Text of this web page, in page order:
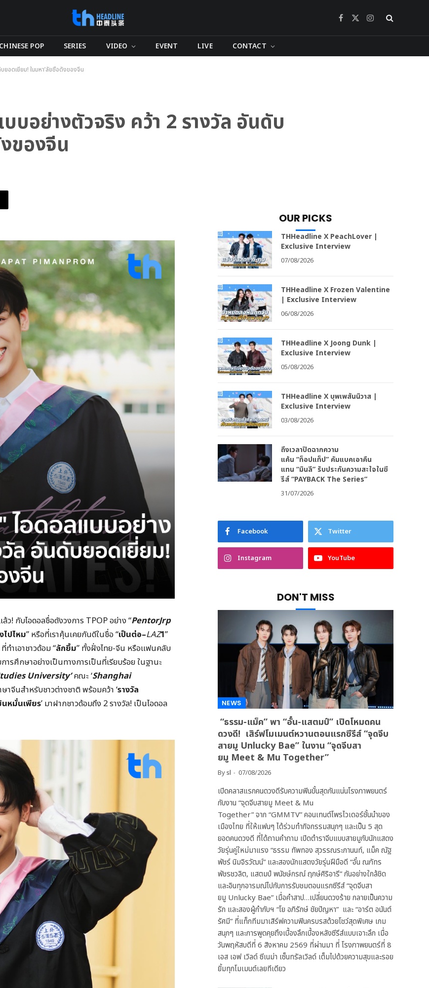
Facebook
X
Instagram
CHINESE POP SERIES VIDEO EVENT LIVE CONTACT
ยอดเยี่ยม! ในมหา’ลัยชื่อดังของจีน
บอย่างตัวจริง คว้า 2 รางวัล อันดับ
ของจีน
ว! กับไอดอลชื่อดังวงการ TPOP อย่าง “PentorJrp
ปไหม” หรือที่เราคุ้นเคยกันดีในชื่อ “เป็นต่อ–LAZ1”
ำเอาชาวด้อม “ลักยิ้ม” ทั้งฝั่งไทย-จีน หรือแฟนคลับ
ารศึกษาอย่างเป็นทางการเป็นที่เรียบร้อย ในฐานะ
University’คณะ ‘Shanghai
จีนสำหรับชาวต่างชาติ พร้อมคว้า ‘รางวัล
นหมั่นเพียร’ มาฝากชาวด้อมถึง 2 รางวัล! เป็นไอดอล
OUR PICKS
THHeadline X PeachLover |
Exclusive Interview
07/08/2026
THHeadline X Frozen Valentine
| Exclusive Interview
06/08/2026
THHeadline X Joong Dunk |
Exclusive Interview
05/08/2026
THHeadline X บุพเพสันนิวาส |
Exclusive Interview
03/08/2026
ถึงเวลาปิดฉากความ
แค้น “ท็อปแท็ป” คัมแบคเอาคืน
แทน “มินลี” รับประกันความสะใจในซี
รีส์ “PAYBACK The Series”
31/07/2026
Facebook Twitter
Instagram YouTube
DON'T MISS
NEWS
“ธรรม-แม็ค” พา “อั๋น-แสตมป์” เปิดโหมดคน
ดวงดี! เสิร์ฟโมเมนต์หวานตอนแรกซีรีส์ “จุดจีบ
สายมู Unlucky Bae” ในงาน “จุดจีบสา
ยมู Meet & Mu Together”
Bysl 07/08/2026
เปิดคลาสแรกคนดวงดีรับความฟินขั้นสุดกันแน่นโรงภาพยนตร์
กับงาน “จุดจีบสายมู Meet & Mu
Together” จาก “GMMTV” คอนเทนต์โพรไวเดอร์ชั้นนำของ
เมืองไทย ที่ให้แฟนๆ ได้ร่วมทำกิจกรรมสนุกๆ และเป็น 5 สุด
ยอดคนดวงดี ที่ได้ถามคำถาม เปิดตำราจีบแบบสายมูกับนักแสดง
วัยรุ่นคู่ใหม่มาแรง “ธรรม ทัพทอง สุวรรณระกานนท์, แม็ค ณัฐ
พัชร์ นิมจิรวัฒน์” และสองนักแสดงวัยรุ่นฝีมือดี “อั๋น ณภัทร
พัชรชวลิต, แสตมป์ พนัชษ์กรณ์ ฤกษ์ศิริอารี” กันอย่างใกล้ชิด
และอินทุกอารมณ์ไปกับการรับชมตอนแรกซีรีส์ “จุดจีบสา
ยมู Unlucky Bae” เมื่อคำสาป…เปลี่ยนดวงร้าย กลายเป็นความ
รัก และสองผู้กำกับฯ “โย อภิรักษ์ ชัยปัญหา” และ “อาร์ต อนันต์
รัศมี” ที่แท็กทีมมาเสิร์ฟความฟินครบรสด้วยโชว์สุดพิเศษ เกม
สนุกๆ และการพูดคุยถึงเบื้องลึกเบื้องหลังซีรีส์แบบเจาะลึก เมื่อ
วันพฤหัสบดีที่ 6 สิงหาคม 2569 ที่ผ่านมา ที่ โรงภาพยนตร์ที่ 8
เอส เอฟ เวิลด์ ซีเนม่า เซ็นทรัลเวิลด์ เต็มไปด้วยความสุขและรอย
ยิ้มทุกโมเมนต์เลยทีเดียว